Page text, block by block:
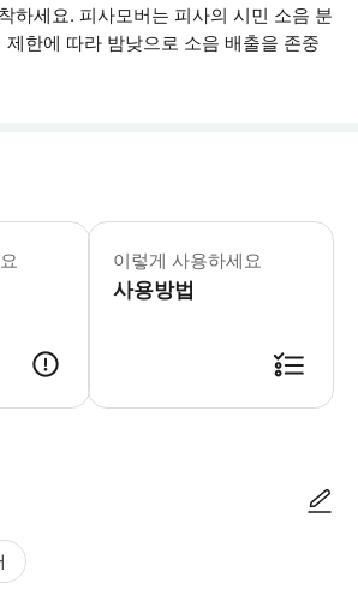
하세요. 피사모버는 피사의 시민 소음 분
제한에 따라 밤낮으로 소음 배출을 존중
* 소요시간 : 5분 (옵션에 따라 소요
이렇게 사용하세요
사용방법